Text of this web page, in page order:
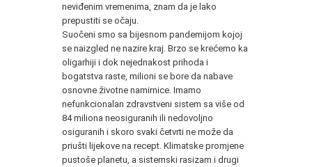
neviđenim vremenima, znam da je lako
prepustiti se očaju.
Suočeni smo sa bijesnom pandemijom kojoj
se naizgled ne nazire kraj. Brzo se krećemo ka
oligarhiji i dok nejednakost prihoda i
bogatstva raste, milioni se bore da nabave
osnovne životne namirnice. Imamo
nefunkcionalan zdravstveni sistem sa više od
84 miliona neosiguranih ili nedovoljno
osiguranih i skoro svaki četvrti ne može da
priušti lijekove na recept. Klimatske promjene
pustoše planetu, a sistemski rasizam i drugi